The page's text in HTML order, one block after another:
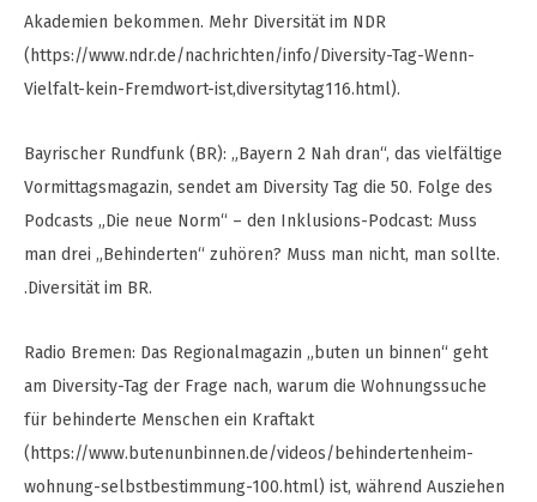
Akademien bekommen. Mehr Diversität im NDR
(https://www.ndr.de/nachrichten/info/Diversity-Tag-Wenn-
Vielfalt-kein-Fremdwort-ist,diversitytag116.html).
Bayrischer Rundfunk (BR): „Bayern 2 Nah dran“, das vielfältige
Vormittagsmagazin, sendet am Diversity Tag die 50. Folge des
Podcasts „Die neue Norm“ – den Inklusions-Podcast: Muss
man drei „Behinderten“ zuhören? Muss man nicht, man sollte.
.Diversität im BR.
Radio Bremen: Das Regionalmagazin „buten un binnen“ geht
am Diversity-Tag der Frage nach, warum die Wohnungssuche
für behinderte Menschen ein Kraftakt
(https://www.butenunbinnen.de/videos/behindertenheim-
wohnung-selbstbestimmung-100.html) ist, während Ausziehen